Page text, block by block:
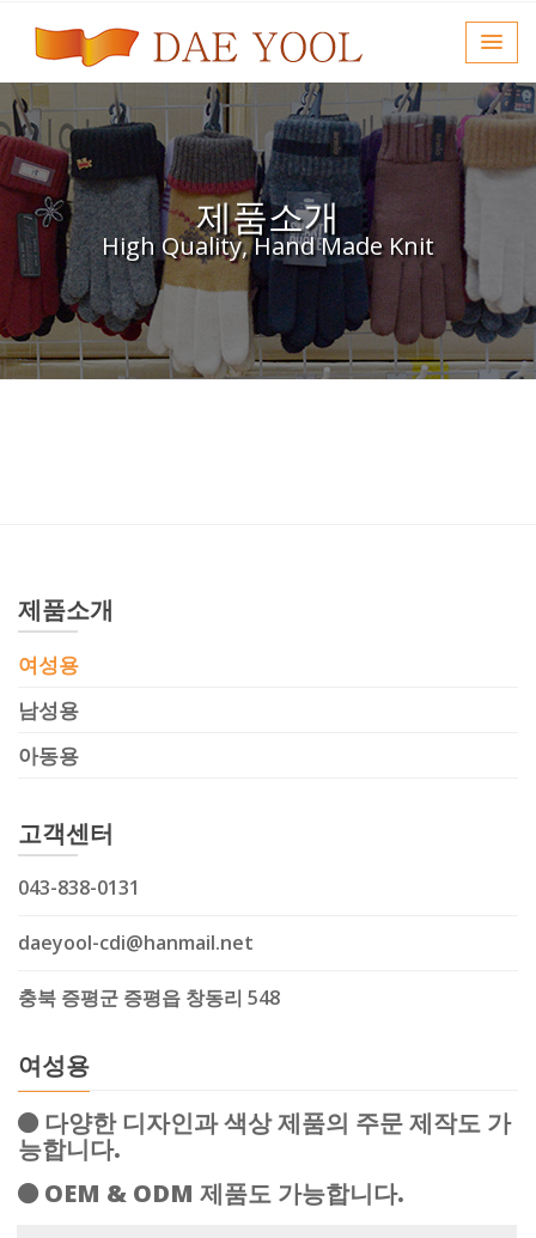
제품소개
High Quality, Hand Made Knit
제품소개
여성용
남성용
아동용
고객센터
043-838-0131
daeyool-cdi@hanmail.net
충북 증평군 증평읍 창동리 548
여성용
다양한 디자인과 색상 제품의 주문 제작도 가
능합니다.
OEM & ODM 제품도 가능합니다.